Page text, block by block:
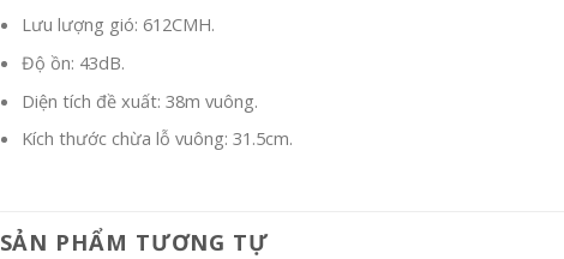
Lưu lượng gió: 612CMH.
Độ ồn: 43dB.
Diện tích đề xuất: 38m vuông.
Kích thước chừa lỗ vuông: 31.5cm.
SẢN PHẨM TƯƠNG TỰ